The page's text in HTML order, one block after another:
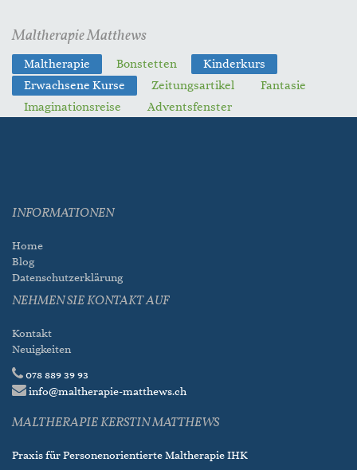
Maltherapie Matthews
Maltherapie Bonstetten
Kinderkurs
Erwachsene Kurse
Zeitungsartikel
Fantasie
Imaginationsreise
Adventsfenster
INFORMATIONEN
Home
Blog
Datenschutzerklärung
NEHMEN SIE KONTAKT AUF
Kontakt
Neuigkeiten
078 889 39 93
info@maltherapie-matthews.ch
MALTHERAPIE KERSTIN MATTHEWS
Praxis für Personenorientierte Maltherapie IHK